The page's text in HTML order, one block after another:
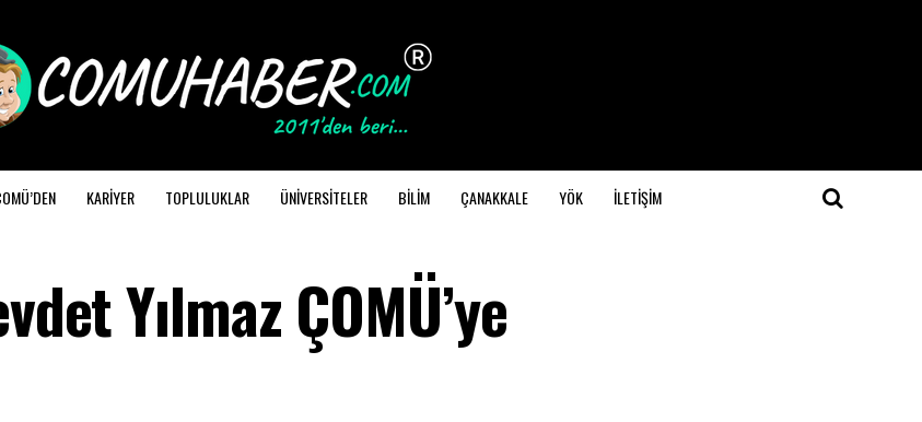
KARİYER TOPLULUKLAR ÜNİVERSİTELER BİLİM ÇANAKKALE YÖK İLETİŞİM
Yılmaz ÇOMÜ’ye